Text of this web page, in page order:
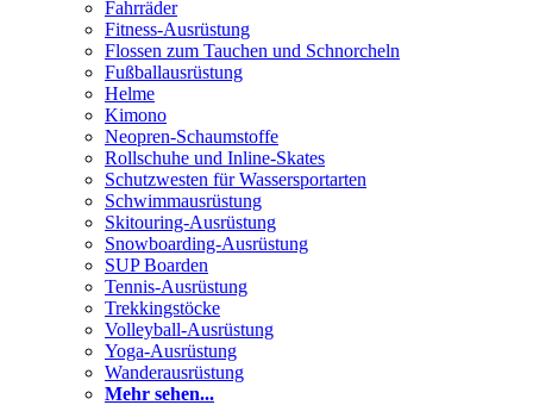
Fahrräder
Fitness-Ausrüstung
Flossen zum Tauchen und Schnorcheln
Fußballausrüstung
Helme
Kimono
Neopren-Schaumstoffe
Rollschuhe und Inline-Skates
Schutzwesten für Wassersportarten
Schwimmausrüstung
Skitouring-Ausrüstung
Snowboarding-Ausrüstung
SUP Boarden
Tennis-Ausrüstung
Trekkingstöcke
Volleyball-Ausrüstung
Yoga-Ausrüstung
Wanderausrüstung
Mehr sehen...